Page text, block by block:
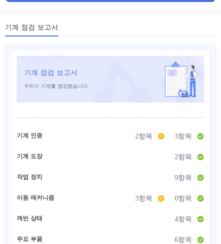
기계 점검 보고서
기계 점검 보고서
우리가 기계를 점검했습니다.
기계 인증 3항목
2항목
기계 도장 2항목
작업 장치 9항목
이동 메커니즘 0항목
3항목
캐빈 상태 4항목
주요 부품 6항목